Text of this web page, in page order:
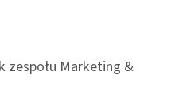
zespołu Marketing &